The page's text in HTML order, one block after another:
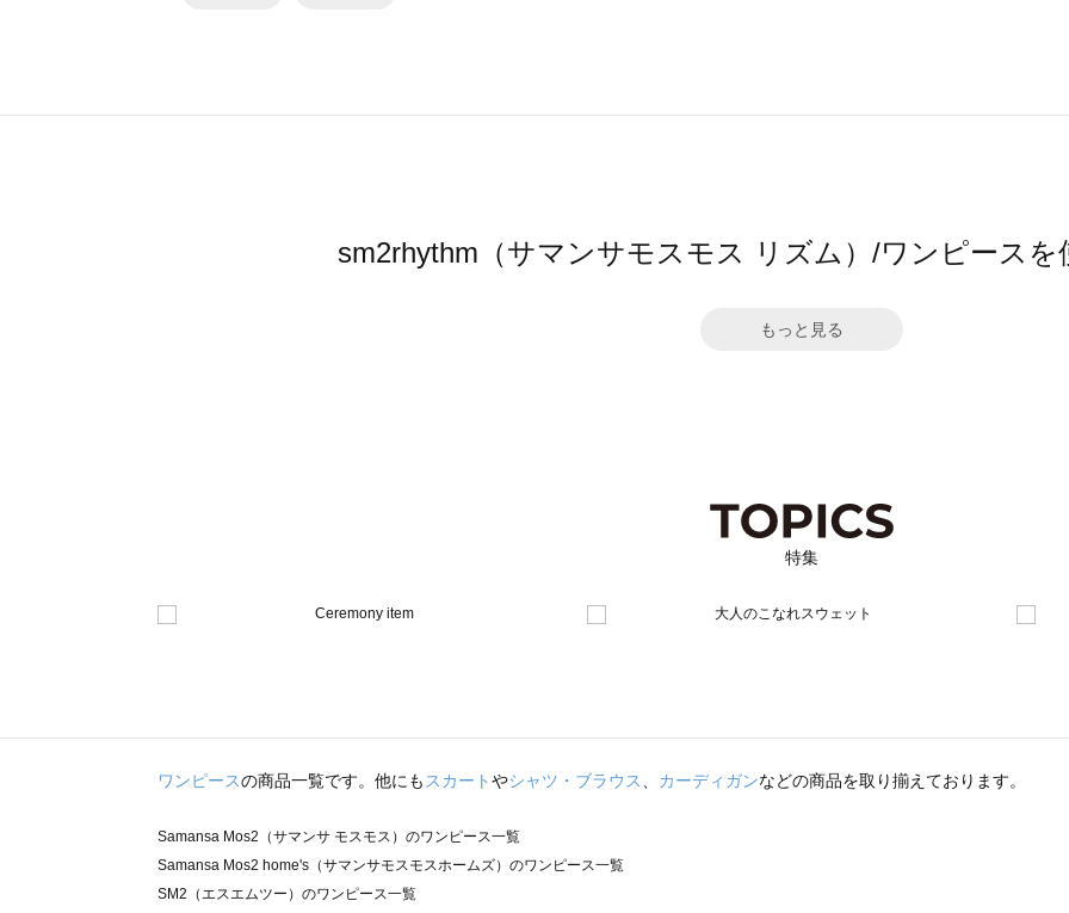
sm2rhythm（サマンサモスモス リズム）/ワンピース
もっと見る
特集
ワンピースの商品一覧です。他にも スカートやシャツ・ブラウス カーディガンなどの商品を取り揃えております。
Samansa Mos2（サマンサ モスモス）のワンピース一覧
Samansa Mos2 home's（サマンサモスモスホームズ）のワンピース一覧
SM2（エスエムツー）のワンピース一覧